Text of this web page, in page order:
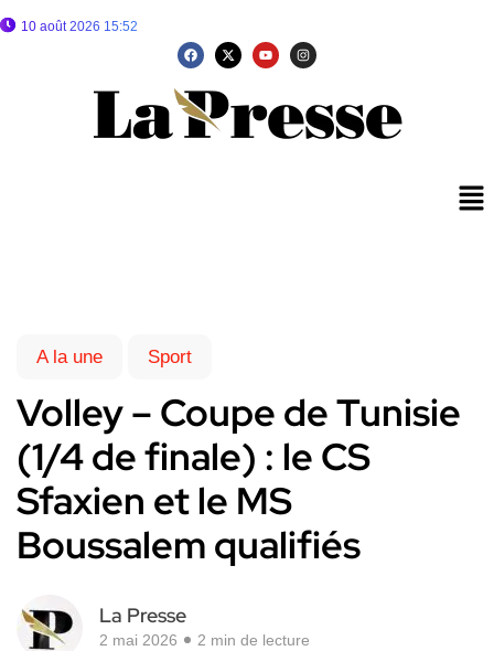
10 août 2026 15:52
A la une Sport
Volley – Coupe de Tunisie
(1/4 de finale) : le CS
Sfaxien et le MS
Boussalem qualifiés
La Presse
2 mai 2026 2 min de lecture